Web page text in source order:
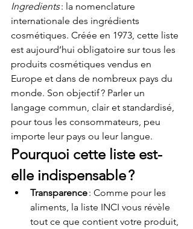
Ingredients : la nomenclature
internationale des ingrédients
cosmétiques. Créée en 1973, cette liste
est aujourd’hui obligatoire sur tous les
produits cosmétiques vendus en
Europe et dans de nombreux pays du
monde. Son objectif ? Parler un
langage commun, clair et standardisé,
pour tous les consommateurs, peu
importe leur pays ou leur langue.
Pourquoi cette liste est-
elle indispensable ?
Transparence : Comme pour les
aliments, la liste INCI vous révèle
tout ce que contient votre produit,